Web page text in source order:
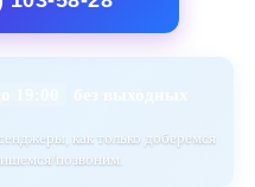
без выходных
как только доберемся
позвоним.